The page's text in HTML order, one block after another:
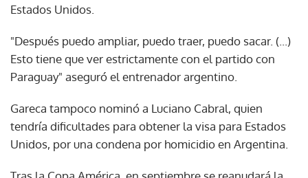
Estados Unidos.
"Después puedo ampliar, puedo traer, puedo sacar. (...)
Esto tiene que ver estrictamente con el partido con
Paraguay" aseguró el entrenador argentino.
Gareca tampoco nominó a Luciano Cabral, quien
tendría dificultades para obtener la visa para Estados
Unidos, por una condena por homicidio en Argentina.